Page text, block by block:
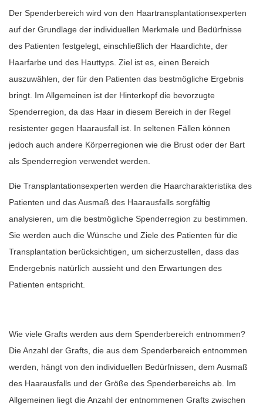
Der Spenderbereich wird von den Haartransplantationsexperten
auf der Grundlage der individuellen Merkmale und Bedürfnisse
des Patienten festgelegt, einschließlich der Haardichte, der
Haarfarbe und des Hauttyps. Ziel ist es, einen Bereich
auszuwählen, der für den Patienten das bestmögliche Ergebnis
bringt. Im Allgemeinen ist der Hinterkopf die bevorzugte
Spenderregion, da das Haar in diesem Bereich in der Regel
resistenter gegen Haarausfall ist. In seltenen Fällen können
jedoch auch andere Körperregionen wie die Brust oder der Bart
als Spenderregion verwendet werden.
Die Transplantationsexperten werden die Haarcharakteristika des
Patienten und das Ausmaß des Haarausfalls sorgfältig
analysieren, um die bestmögliche Spenderregion zu bestimmen.
Sie werden auch die Wünsche und Ziele des Patienten für die
Transplantation berücksichtigen, um sicherzustellen, dass das
Endergebnis natürlich aussieht und den Erwartungen des
Patienten entspricht.
Wie viele Grafts werden aus dem Spenderbereich entnommen?
Die Anzahl der Grafts, die aus dem Spenderbereich entnommen
werden, hängt von den individuellen Bedürfnissen, dem Ausmaß
des Haarausfalls und der Größe des Spenderbereichs ab. Im
Allgemeinen liegt die Anzahl der entnommenen Grafts zwischen